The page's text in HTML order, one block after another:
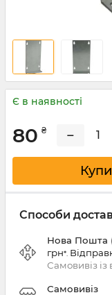
Є в наявності
80 ₴ −
Способи
Нова Пошта
грн*.
Самовивіз із
Самовивіз